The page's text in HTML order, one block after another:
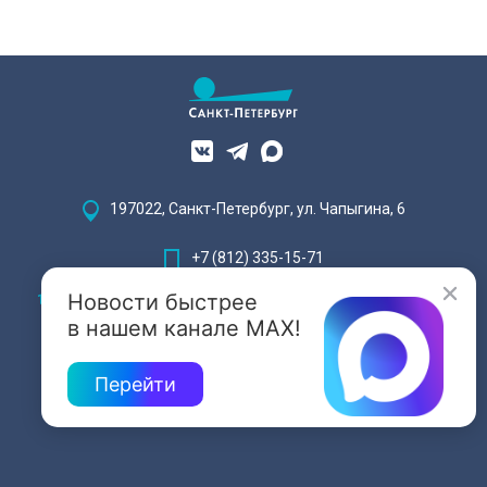
Новости быстрее
в нашем канале MAX!
Перейти
197022, Санкт-Петербург, ул. Чапыгина, 6
+7 (812) 335-15-71
Внимание! Отдельные видеоматериалы, размещенные на настоящем
сайте, могут содержать информацию, предназначенную для лиц,
достигших 18 лет.